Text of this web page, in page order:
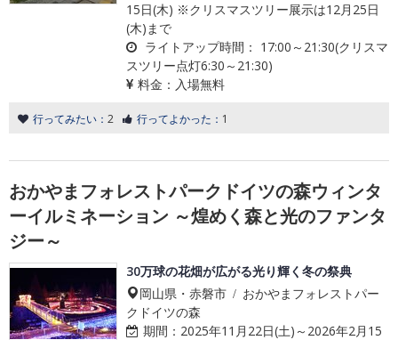
15日(木) ※クリスマスツリー展示は12月25日
(木)まで
ライトアップ時間： 17:00～21:30(クリスマ
スツリー点灯6:30～21:30)
料金： 入場無料
行ってみたい： 2 行ってよかった： 1
おかやまフォレストパークドイツの森ウィンタ
ーイルミネーション ～煌めく森と光のファンタ
ジー～
30万球の花畑が広がる光り輝く冬の祭典
岡山県・赤磐市 / おかやまフォレストパー
クドイツの森
期間： 2025年11月22日(土)～2026年2月15